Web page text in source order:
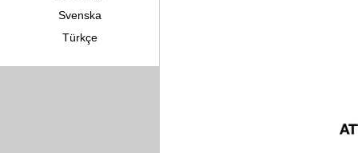
Svenska
Türkçe